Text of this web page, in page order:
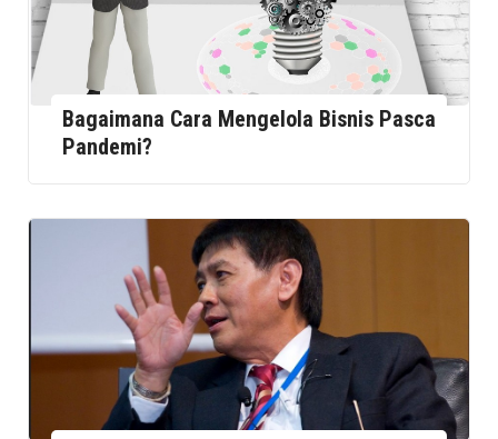
Bagaimana Cara Mengelola Bisnis Pasca
Pandemi?